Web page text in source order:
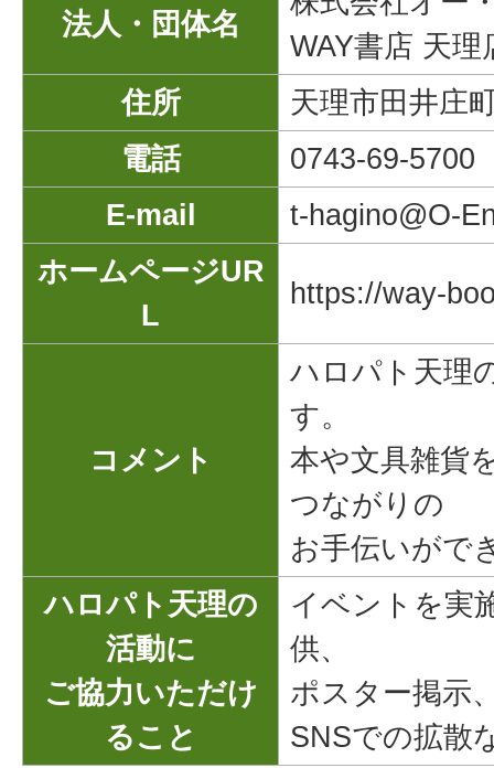
法人・団体名
WAY書店 天理
住所
天理市田井庄
電話
0743-69-5700
E-mail
t-hagino@O-
ホームページUR
L
https://way-
コメント
ハロパト天理
す。
本や文具雑貨
つながりの
お手伝いがで
ハロパト天理の
活動に
ご協力いただけ
ること
イベントを実
供、
ポスター掲示
SNSでの拡散